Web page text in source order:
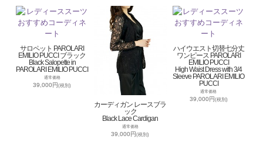
サロペット PAROLARI
EMILIO PUCCI ブラック
Black Salopette in
PAROLARI EMILIO PUCCI
通常価格
39,000円(税別)
カーディガン レースブラ
ック
Black Lace Cardigan
通常価格
39,000円(税別)
ハイウエスト切替七分丈
ワンピース PAROLARI
EMILIO PUCCI
High Waist Dress with 3/4
Sleeve PAROLARI EMILIO
PUCCI
通常価格
39,000円(税別)